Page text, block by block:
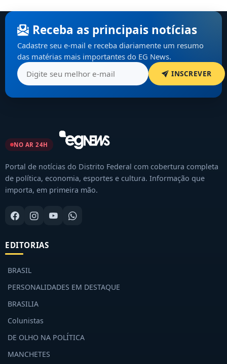
Receba as principais notícias
Cadastre seu e-mail e receba diariamente um resumo
das matérias mais importantes do EG News.
INSCREVER
NO AR 24H
Portal de notícias do Distrito Federal com cobertura completa
de política, economia, esportes e cultura. Informação que
importa, em primeira mão.
EDITORIAS
BRASIL
PERSONALIDADES EM DESTAQUE
BRASILIA
Colunistas
DE OLHO NA POLÍTICA
MANCHETES